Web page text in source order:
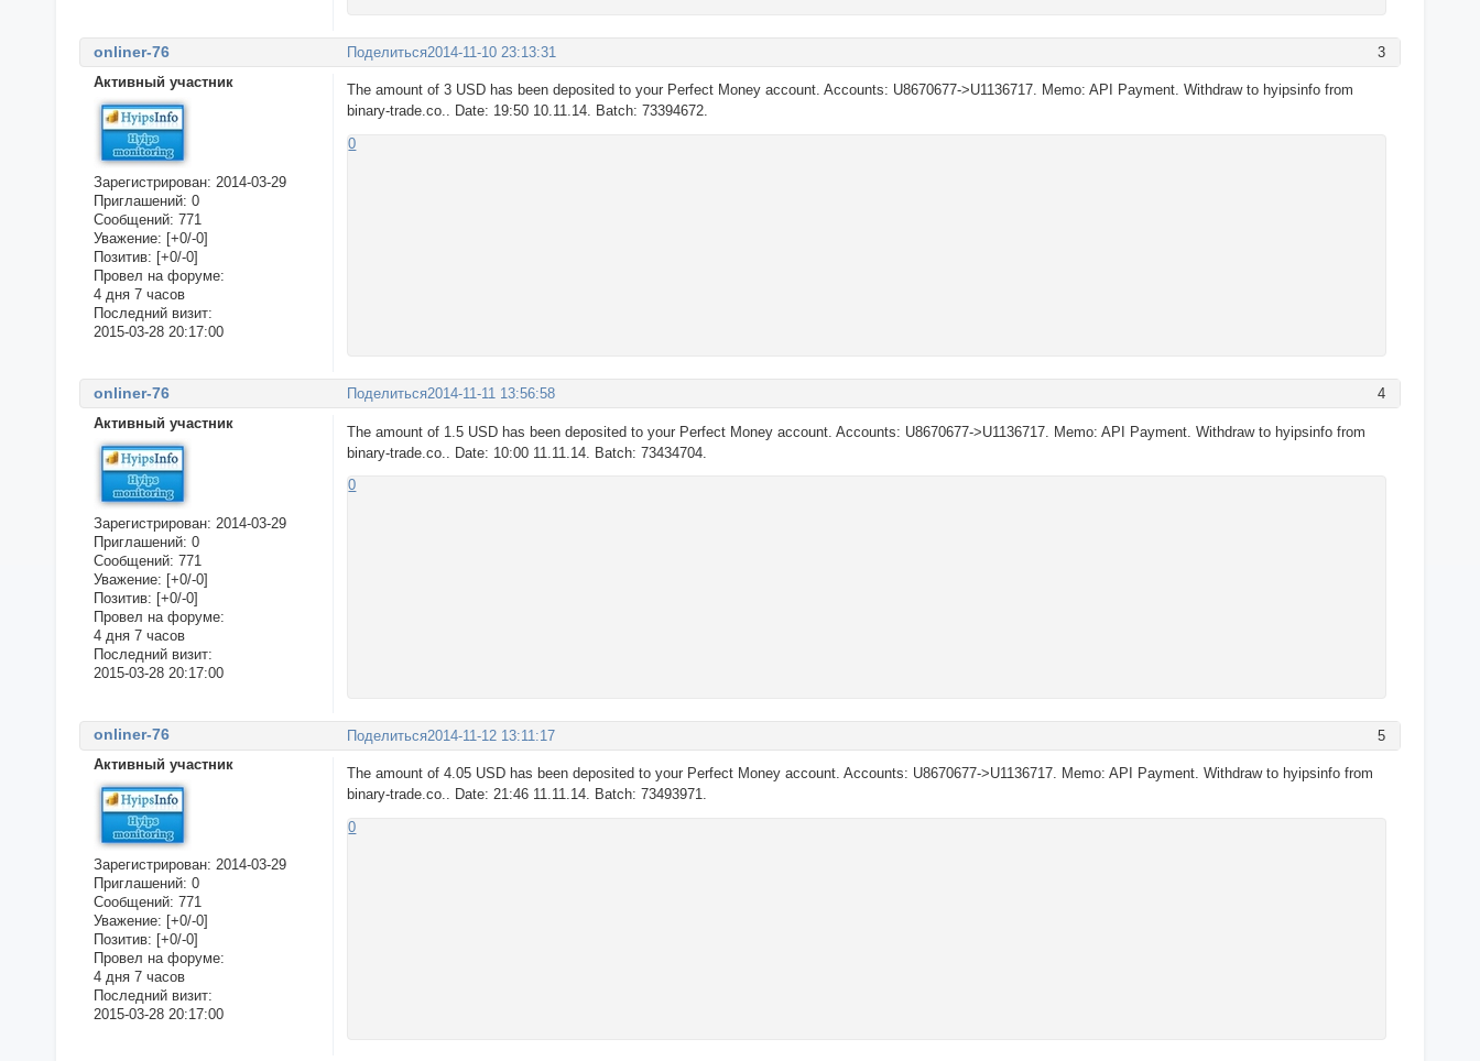
Поделиться 3
2014-11-10 23:13:31
onliner-76
Активный участник
Зарегистрирован: 2014-03-29
Приглашений: 0
Сообщений: 771
Уважение: [+0/-0]
Позитив: [+0/-0]
Провел на форуме:
4 дня 7 часов
Последний визит:
2015-03-28 20:17:00
The amount of 3 USD has been deposited to your Perfect Money account. Accounts: U8670677->U1136717. Memo: API Payment. Withdraw to hyipsinfo from
binary-trade.co.. Date: 19:50 10.11.14. Batch: 73394672.
0
Поделиться 4
2014-11-11 13:56:58
onliner-76
Активный участник
Зарегистрирован: 2014-03-29
Приглашений: 0
Сообщений: 771
Уважение: [+0/-0]
Позитив: [+0/-0]
Провел на форуме:
4 дня 7 часов
Последний визит:
2015-03-28 20:17:00
The amount of 1.5 USD has been deposited to your Perfect Money account. Accounts: U8670677->U1136717. Memo: API Payment. Withdraw to hyipsinfo from
binary-trade.co.. Date: 10:00 11.11.14. Batch: 73434704.
0
Поделиться 5
2014-11-12 13:11:17
onliner-76
Активный участник
Зарегистрирован: 2014-03-29
Приглашений: 0
Сообщений: 771
Уважение: [+0/-0]
Позитив: [+0/-0]
Провел на форуме:
4 дня 7 часов
Последний визит:
2015-03-28 20:17:00
The amount of 4.05 USD has been deposited to your Perfect Money account. Accounts: U8670677->U1136717. Memo: API Payment. Withdraw to hyipsinfo from
binary-trade.co.. Date: 21:46 11.11.14. Batch: 73493971.
0